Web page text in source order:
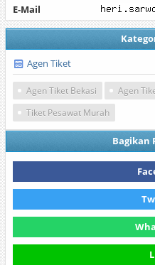
E-Mail
Agen Tiket
Agen Tiket Bekasi
Tiket Pesawat Murah
Bagikan